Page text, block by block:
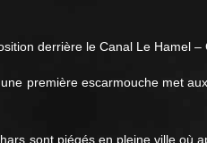
derrière le Canal Le Hamel –
première escarmouche met
sont piégés en pleine ville